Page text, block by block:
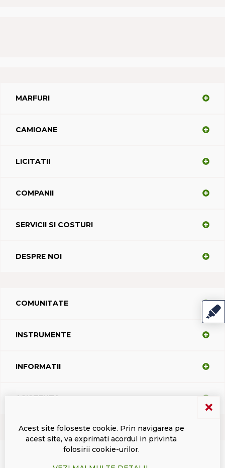
MARFURI
CAMIOANE
LICITATII
COMPANII
SERVICII SI COSTURI
DESPRE NOI
COMUNITATE
INSTRUMENTE
INFORMATII
ASISTENTA
Politica de confidentialitate
Acest site foloseste cookie. Prin navigarea pe
acest site, va exprimati acordul in privinta
folosirii cookie-urilor.